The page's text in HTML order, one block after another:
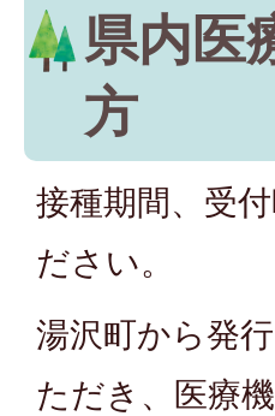
県内医
方
接種期間、受
ださい。
湯沢町から発
ただき、医療